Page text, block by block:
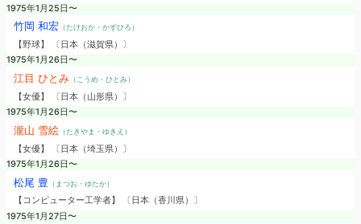
1975年1月25日〜
竹岡 和宏（たけおか・かずひろ）
【野球】 〔日本（滋賀県）〕
1975年1月26日〜
江目 ひとみ（こうめ・ひとみ）
【女優】 〔日本（山形県）〕
1975年1月26日〜
瀧山 雪絵（たきやま・ゆきえ）
【女優】 〔日本（埼玉県）〕
1975年1月26日〜
松尾 豊 （まつお・ゆたか）
【コンピューター工学者】 〔日本（香川県）〕
1975年1月27日〜